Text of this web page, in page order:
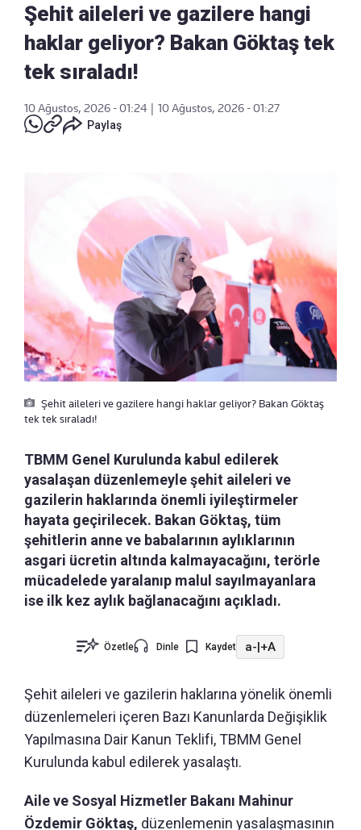
Şehit aileleri ve gazilere hangi
haklar geliyor? Bakan Göktaş tek
tek sıraladı!
10 Ağustos, 2026 - 01:24
10 Ağustos, 2026 - 01:27
Paylaş
Şehit aileleri ve gazilere hangi haklar geliyor? Bakan Göktaş
tek tek sıraladı!
TBMM Genel Kurulunda kabul edilerek
yasalaşan düzenlemeyle şehit aileleri ve
gazilerin haklarında önemli iyileştirmeler
hayata geçirilecek. Bakan Göktaş, tüm
şehitlerin anne ve babalarının aylıklarının
asgari ücretin altında kalmayacağını, terörle
mücadelede yaralanıp malul sayılmayanlara
ise ilk kez aylık bağlanacağını açıkladı.
Özetle Dinle Kaydet a-|+A
Şehit aileleri ve gazilerin haklarına yönelik önemli
düzenlemeleri içeren Bazı Kanunlarda Değişiklik
Yapılmasına Dair Kanun Teklifi, TBMM Genel
Kurulunda kabul edilerek yasalaştı.
Aile ve Sosyal Hizmetler Bakanı Mahinur
Özdemir Göktaş, düzenlemenin yasalaşmasının